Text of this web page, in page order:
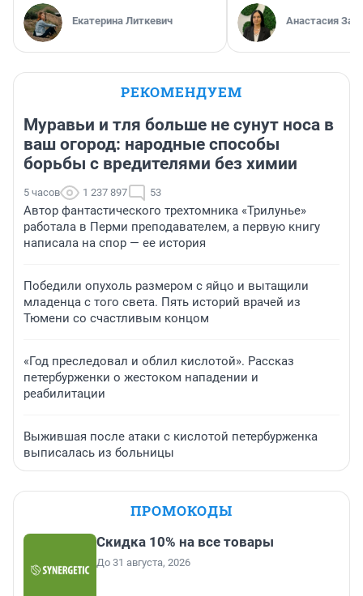
Екатерина Литкевич Анастасия
РЕКОМЕНДУЕМ
Муравьи и тля больше не сунут носа в
ваш огород: народные способы
борьбы с вредителями без химии
5 часов 1 237 897 53
Автор фантастического трехтомника «Трилунье»
работала в Перми преподавателем, а первую книгу
написала на спор — ее история
Победили опухоль размером с яйцо и вытащили
младенца с того света. Пять историй врачей из
Тюмени со счастливым концом
«Год преследовал и облил кислотой». Рассказ
петербурженки о жестоком нападении и
реабилитации
Выжившая после атаки с кислотой петербурженка
выписалась из больницы
ПРОМОКОДЫ
Скидка 10% на все товары
До 31 августа, 2026